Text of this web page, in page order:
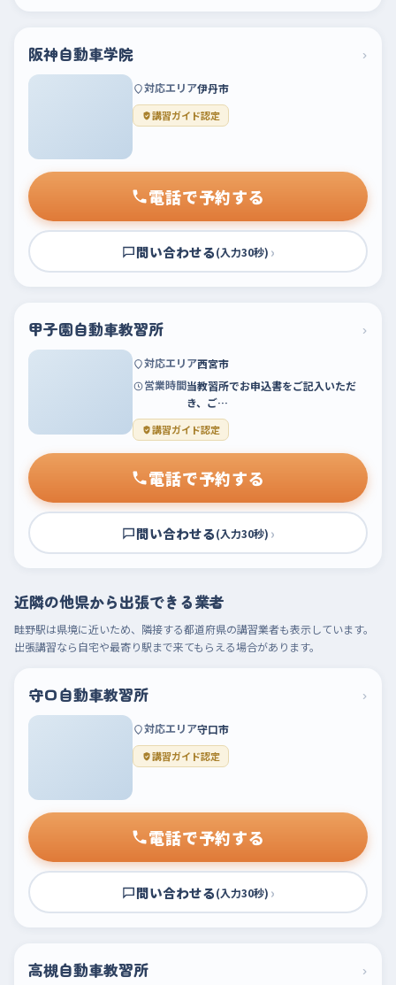
阪神自動車学院 ›
対応エリア伊丹市
講習ガイド認定
電話で予約する
問い合わせる(入力30秒) ›
甲子園自動車教習所 ›
対応エリア西宮市
営業時間当教習所でお申込書をご記入いただ
き、ご…
講習ガイド認定
電話で予約する
問い合わせる(入力30秒) ›
近隣の他県から出張できる業者
畦野駅は県境に近いため、隣接する都道府県の講習業者も表示しています。
出張講習なら自宅や最寄り駅まで来てもらえる場合があります。
守口自動車教習所 ›
対応エリア守口市
講習ガイド認定
電話で予約する
問い合わせる(入力30秒) ›
高槻自動車教習所 ›